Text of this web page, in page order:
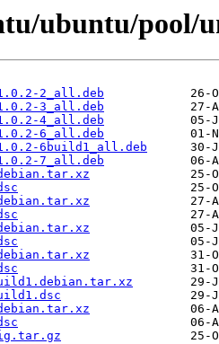
ubuntu/pool/
2_all.deb
3_all.deb
4_all.deb
6_all.deb
6build1_all.deb
7_all.deb